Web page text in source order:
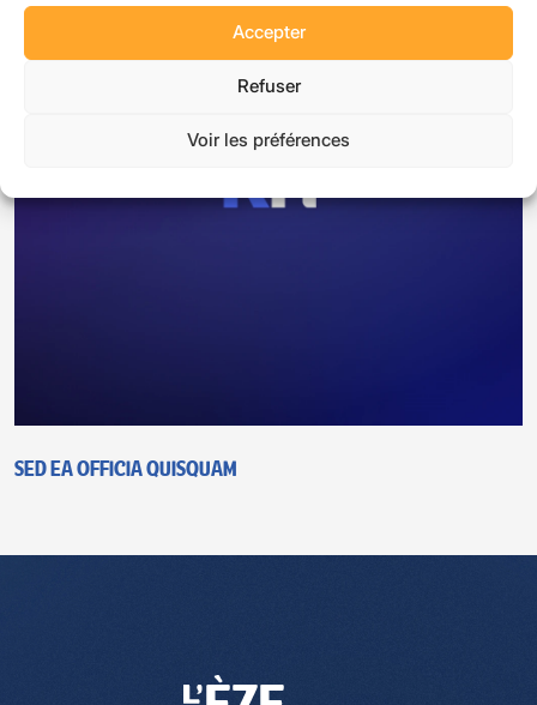
Accepter
Refuser
Voir les préférences
Sed ea officia quisquam